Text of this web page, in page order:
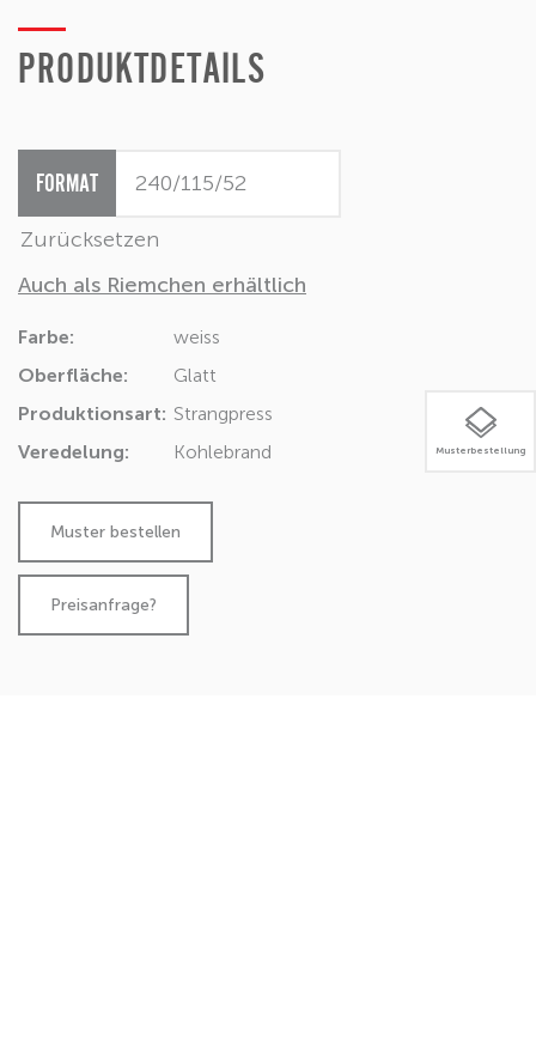
Musterbestellung
PRODUKTDETAILS
FORMAT
Zurücksetzen
Auch als Riemchen erhältlich
Farbe:
weiss
Oberfläche:
Glatt
Produktionsart: Strangpress
Veredelung:
Kohlebrand
Preisanfrage?